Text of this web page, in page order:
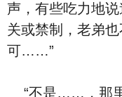
声，有些吃力地
关或禁制，老弟
可……”
“不是……，那